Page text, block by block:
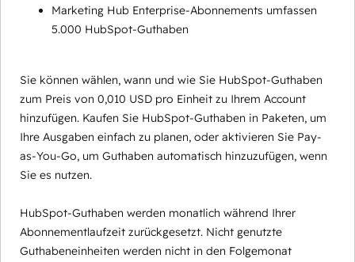
Marketing Hub Enterprise-Abonnements umfassen
5.000 HubSpot-Guthaben
Sie können wählen, wann und wie Sie HubSpot-Guthaben
zum Preis von 0,010 USD pro Einheit zu Ihrem Account
hinzufügen. Kaufen Sie HubSpot-Guthaben in Paketen, um
Ihre Ausgaben einfach zu planen, oder aktivieren Sie Pay-
as-You-Go, um Guthaben automatisch hinzuzufügen, wenn
Sie es nutzen.
HubSpot-Guthaben werden monatlich während Ihrer
Abonnementlaufzeit zurückgesetzt. Nicht genutzte
Guthabeneinheiten werden nicht in den Folgemonat